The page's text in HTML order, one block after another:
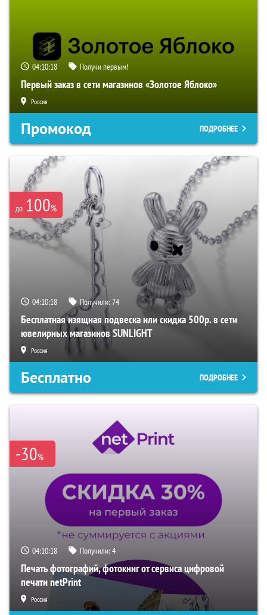
04:10:17 Получи первым!
Первый заказ в сети магазинов «Золотое Яблоко»
Россия
Промокод ПОДРОБНЕЕ
до 100%
04:10:17 Получили:74
Бесплатная изящная подвеска или скидка 500р. в сети
ювелирных магазинов SUNLIGHT
Россия
Бесплатно ПОДРОБНЕЕ
-30%
04:10:17 Получили:4
Печать фотографий, фотокниг от сервиса цифровой
печати netPrint
Россия